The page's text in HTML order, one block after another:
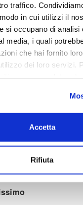
traffico.
in cui utilizzi il
si occupano di analisi
media, i quali
che hai fornito
dei loro servizi.
Accetta
Rifiuta
mercati rionali e la
rischio di arrivare in
tuoparcheggio a
i tuoi spostamenti in
ma diqualità del
Arrivi in
Il tuo posto è
Le strutture
partire per un giorno o
Prenotando online su
ai prezzi pagati in
potrai trasformare in